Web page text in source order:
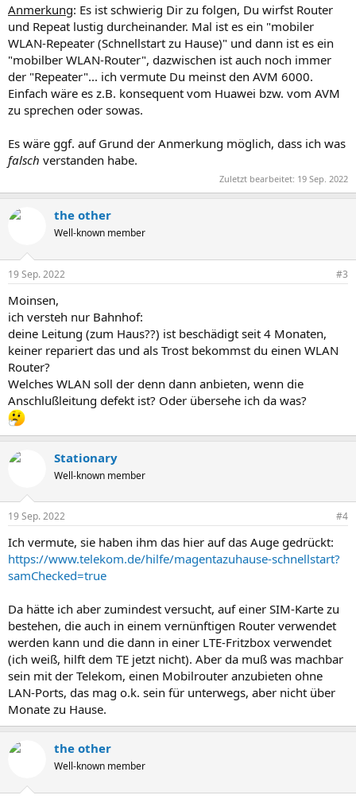
Anmerkung: Es ist schwierig Dir zu folgen, Du wirfst Router
und Repeat lustig durcheinander. Mal ist es ein "mobiler
WLAN-Repeater (Schnellstart zu Hause)" und dann ist es ein
"mobilber WLAN-Router", dazwischen ist auch noch immer
der "Repeater"... ich vermute Du meinst den AVM 6000.
Einfach wäre es z.B. konsequent vom Huawei bzw. vom AVM
zu sprechen oder sowas.
Es wäre ggf. auf Grund der Anmerkung möglich, dass ich was
falsch verstanden habe.
Zuletzt bearbeitet: 19 Sep. 2022
the other
Well-known member
19 Sep. 2022 #3
Moinsen,
ich versteh nur Bahnhof:
deine Leitung (zum Haus??) ist beschädigt seit 4 Monaten,
keiner repariert das und als Trost bekommst du einen WLAN
Router?
Welches WLAN soll der denn dann anbieten, wenn die
Anschlußleitung defekt ist? Oder übersehe ich da was?
Stationary
Well-known member
19 Sep. 2022 #4
Ich vermute, sie haben ihm das hier auf das Auge gedrückt:
https://www.telekom.de/hilfe/magentazuhause-schnellstart?
samChecked=true
Da hätte ich aber zumindest versucht, auf einer SIM-Karte zu
bestehen, die auch in einem vernünftigen Router verwendet
werden kann und die dann in einer LTE-Fritzbox verwendet
(ich weiß, hilft dem TE jetzt nicht). Aber da muß was machbar
sein mit der Telekom, einen Mobilrouter anzubieten ohne
LAN-Ports, das mag o.k. sein für unterwegs, aber nicht über
Monate zu Hause.
the other
Well-known member